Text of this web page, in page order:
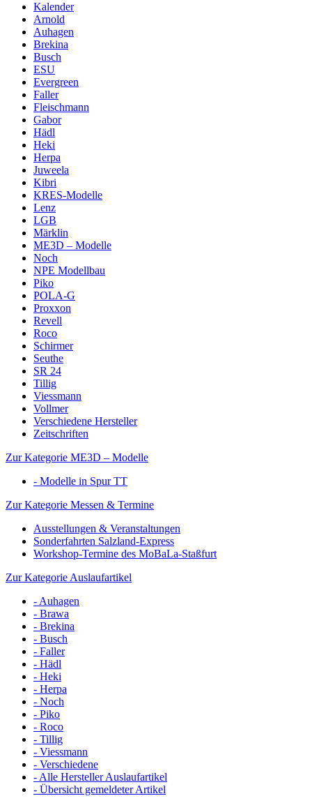
Kalender
Arnold
Auhagen
Brekina
Busch
ESU
Evergreen
Faller
Fleischmann
Gabor
Hädl
Heki
Herpa
Juweela
Kibri
KRES-Modelle
Lenz
LGB
Märklin
ME3D – Modelle
Noch
NPE Modellbau
Piko
POLA-G
Proxxon
Revell
Roco
Schirmer
Seuthe
SR 24
Tillig
Viessmann
Vollmer
Verschiedene Hersteller
Zeitschriften
Zur Kategorie ME3D – Modelle
- Modelle in Spur TT
Zur Kategorie Messen & Termine
Ausstellungen & Veranstaltungen
Sonderfahrten Salzland-Express
Workshop-Termine des MoBaLa-Staßfurt
Zur Kategorie Auslaufartikel
- Auhagen
- Brawa
- Brekina
- Busch
- Faller
- Hädl
- Heki
- Herpa
- Noch
- Piko
- Roco
- Tillig
- Viessmann
- Verschiedene
- Alle Hersteller Auslaufartikel
- Übersicht gemeldeter Artikel